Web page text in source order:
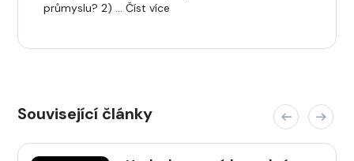
průmyslu? 2) … Číst více
Související články